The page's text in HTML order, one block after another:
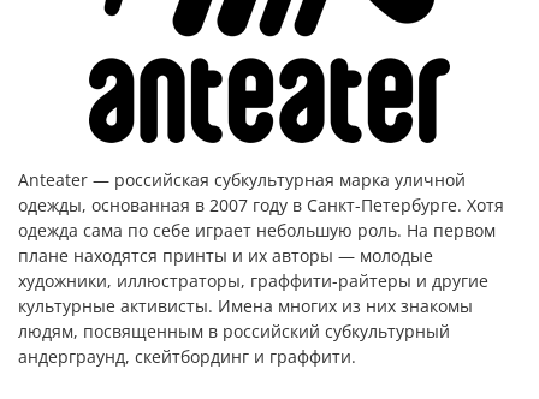
Anteater — российская субкультурная марка уличной
одежды, основанная в 2007 году в Санкт-Петербурге. Хотя
одежда сама по себе играет небольшую роль. На первом
плане находятся принты и их авторы — молодые
художники, иллюстраторы, граффити-райтеры и другие
культурные активисты. Имена многих из них знакомы
людям, посвященным в российский субкультурный
андерграунд, скейтбординг и граффити.